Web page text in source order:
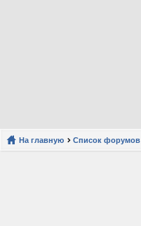
На главную Список форумов